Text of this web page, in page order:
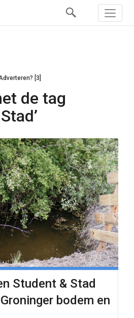
[3]
de tag
Student & Stad
bodem en